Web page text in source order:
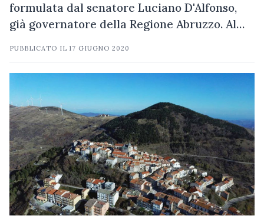
formulata dal senatore Luciano D'Alfonso,
già governatore della Regione Abruzzo. Al…
PUBBLICATO IL17 GIUGNO 2020